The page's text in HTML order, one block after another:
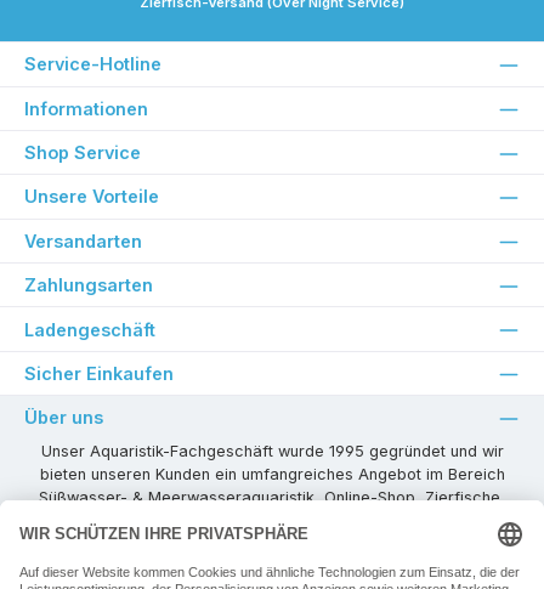
Service-Hotline
Informationen
Shop Service
Unsere Vorteile
Versandarten
Zahlungsarten
Ladengeschäft
Sicher Einkaufen
Über uns
Unser Aquaristik-Fachgeschäft wurde 1995 gegründet und wir
bieten unseren Kunden ein umfangreiches Angebot im Bereich
Süßwasser- & Meerwasseraquaristik, Online-Shop, Zierfische,
Pflanzen, Aquarienkombinationen, Technikzubehör usw. ! Als
kompetenter Aquaristik-Fachhandelspartner stehen wir Ihnen für
alle Ihre Projekte und Einrichtungs- oder Besatzwünsche zur